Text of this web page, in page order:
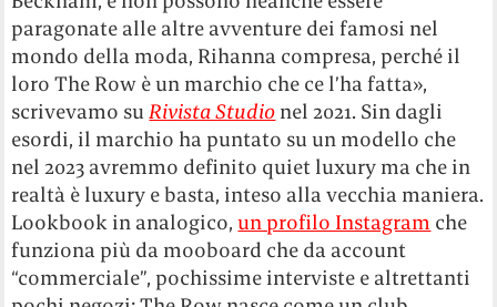
paragonate alle altre avventure dei famosi nel
mondo della moda, Rihanna compresa, perché il
loro The Row è un marchio che ce l’ha fatta»,
scrivevamo suRivista Studio nel 2021. Sin dagli
esordi, il marchio ha puntato su un modello che
nel 2023 avremmo definito quiet luxury ma che in
realtà è luxury e basta, inteso alla vecchia maniera.
Lookbook in analogico,un profilo Instagram che
funziona più da mooboard che da account
“commerciale”, pochissime interviste e altrettanti